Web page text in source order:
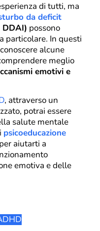
di tutti, ma
da deficit
possono
particolare. In questi
alcune
meglio
emotivi e
, attraverso un
potrai essere
salute mentale
psicoeducazione
aiutarti a
emotiva e delle